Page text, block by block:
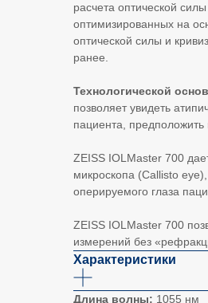
расчета оптической
оптимизированных на
оптической силы и
ранее.
Технологической
позволяет увидеть
пациента, предположить
ZEISS IOLMaster 700
микроскопа (Callisto
оперируемого глаза
ZEISS IOLMaster 700
измерений без
Характеристики
Длина волны: 1055 нм